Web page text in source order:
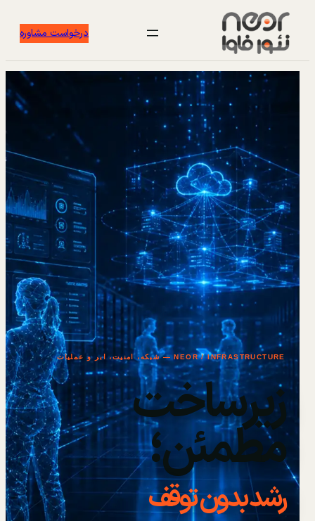
درخواست مشاوره
NEOR / INFRASTRUCTURE — شبکه، امنیت، ابر و عملیات
زیرساخت
مطمئن؛
رشد بدون توقف